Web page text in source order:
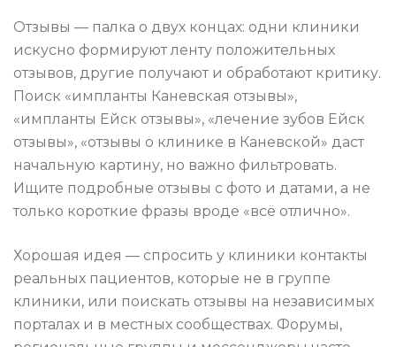
Отзывы — палка о двух концах: одни клиники
искусно формируют ленту положительных
отзывов, другие получают и обработают критику.
Поиск «импланты Каневская отзывы»,
«импланты Ейск отзывы», «лечение зубов Ейск
отзывы», «отзывы о клинике в Каневской» даст
начальную картину, но важно фильтровать.
Ищите подробные отзывы с фото и датами, а не
только короткие фразы вроде «всё отлично».
Хорошая идея — спросить у клиники контакты
реальных пациентов, которые не в группе
клиники, или поискать отзывы на независимых
порталах и в местных сообществах. Форумы,